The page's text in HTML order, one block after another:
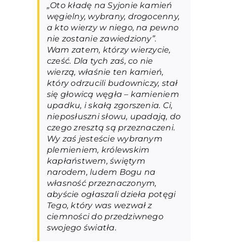
„Oto kładę na Syjonie kamień
węgielny, wybrany, drogocenny,
a kto wierzy w niego, na pewno
nie zostanie zawiedziony”.
Wam zatem, którzy wierzycie,
cześć. Dla tych zaś, co nie
wierzą, właśnie ten kamień,
który odrzucili budowniczy, stał
się głowicą węgła – kamieniem
upadku, i skałą zgorszenia. Ci,
nieposłuszni słowu, upadają, do
czego zresztą są przeznaczeni.
Wy zaś jesteście wybranym
plemieniem, królewskim
kapłaństwem, świętym
narodem, ludem Bogu na
własność przeznaczonym,
abyście ogłaszali dzieła potęgi
Tego, który was wezwał z
ciemności do przedziwnego
swojego światła.